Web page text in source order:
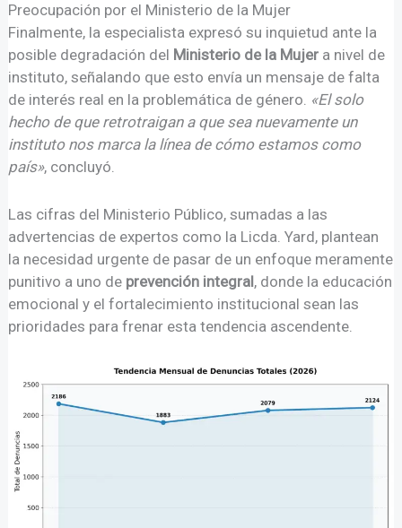
Preocupación por el Ministerio de la Mujer
Finalmente, la especialista expresó su inquietud ante la
posible degradación del Ministerio de la Mujer a nivel de
instituto, señalando que esto envía un mensaje de falta
de interés real en la problemática de género. «El solo
hecho de que retrotraigan a que sea nuevamente un
instituto nos marca la línea de cómo estamos como
país», concluyó.
Las cifras del Ministerio Público, sumadas a las
advertencias de expertos como la Licda. Yard, plantean
la necesidad urgente de pasar de un enfoque meramente
punitivo a uno de prevención integral, donde la educación
emocional y el fortalecimiento institucional sean las
prioridades para frenar esta tendencia ascendente.